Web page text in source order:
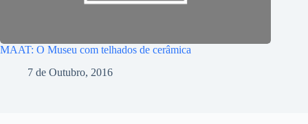
MAAT: O Museu com telhados de cerâmica
7 de Outubro, 2016